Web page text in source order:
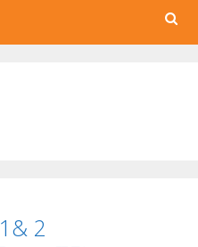
Search
2